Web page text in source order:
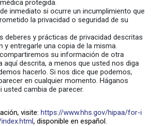
protegida.
inmediato si ocurre un incumplimiento que
la privacidad o seguridad de su
deberes y prácticas de privacidad descritas
y entregarle una copia de la misma.
su información de otra
aquí descrita, a menos que usted nos diga
hacerlo. Si nos dice que podemos,
en cualquier momento. Háganos
cambia de parecer.
visite: https://www.hhs.gov/hipaa/for-i
, disponible en español.